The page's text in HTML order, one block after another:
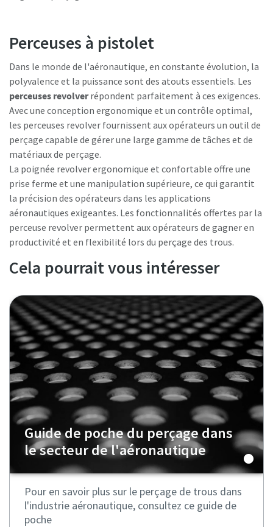
Perceuses à pistolet
Dans le monde de l'aéronautique, en constante évolution, la
polyvalence et la puissance sont des atouts essentiels. Les
perceuses revolverrépondent parfaitement à ces exigences.
Avec une conception ergonomique et un contrôle optimal,
les perceuses revolver fournissent aux opérateurs un outil de
perçage capable de gérer une large gamme de tâches et de
matériaux de perçage.
La poignée revolver ergonomique et confortable offre une
prise ferme et une manipulation supérieure, ce qui garantit
la précision des opérateurs dans les applications
aéronautiques exigeantes. Les fonctionnalités offertes par la
perceuse revolver permettent aux opérateurs de gagner en
productivité et en flexibilité lors du perçage des trous.
Cela pourrait vous intéresser
Guide de poche du perçage dans
le secteur de l'aéronautique
Pour en savoir plus sur le perçage de trous dans
l'industrie aéronautique, consultez ce guide de
poche